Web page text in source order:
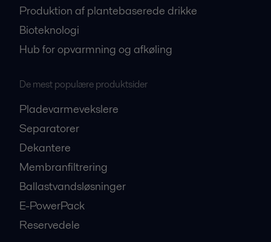
Produktion af plantebaserede drikke
Bioteknologi
Hub for opvarmning og afkøling
De mest populære produktsider
Pladevarmevekslere
Separatorer
Dekantere
Membranfiltrering
Ballastvandsløsninger
E-PowerPack
Reservedele